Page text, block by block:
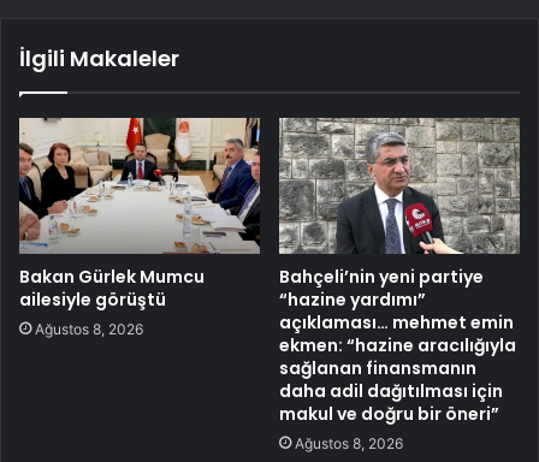
İlgili Makaleler
Bakan Gürlek Mumcu
ailesiyle görüştü
Ağustos 8, 2026
Bahçeli’nin yeni partiye
“hazine yardımı”
açıklaması… mehmet emin
ekmen: “hazine aracılığıyla
sağlanan finansmanın
daha adil dağıtılması için
makul ve doğru bir öneri”
Ağustos 8, 2026